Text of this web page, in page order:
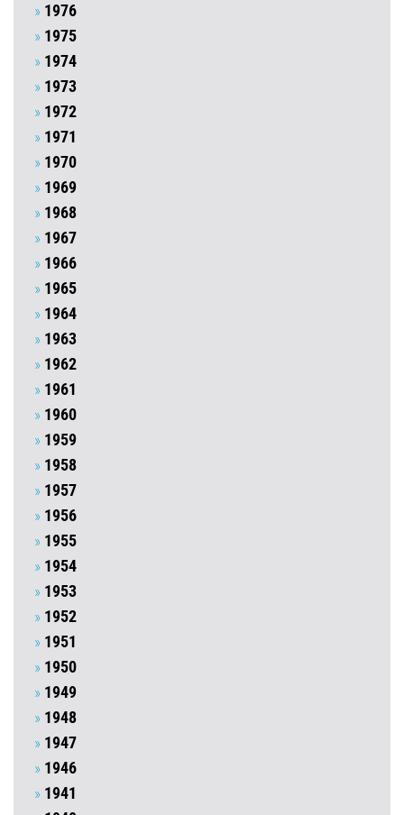
1976
1975
1974
1973
1972
1971
1970
1969
1968
1967
1966
1965
1964
1963
1962
1961
1960
1959
1958
1957
1956
1955
1954
1953
1952
1951
1950
1949
1948
1947
1946
1941